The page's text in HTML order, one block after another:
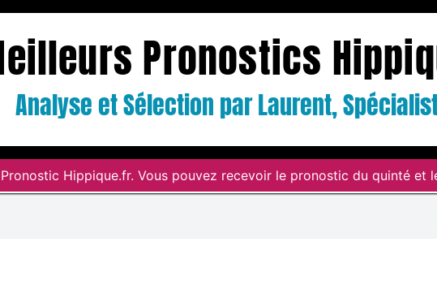
Pronostics
Analyse et Sélection par Laurent,
Pronostic Hippique.fr. Vous pouvez recevoir le pronostic du quinté et